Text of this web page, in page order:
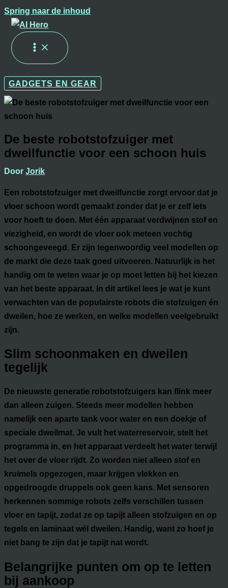
Spring naar de inhoud
GADGETS EN GEAR
De beste robotstofzuiger met
dweilfunctie voor een schoon huis
Door Jorik
Een robotstofzuiger met dweilfunctie zorgt ervoor dat je
vloer schoon wordt gemaakt zonder dat je er zelf iets
voor hoeft te doen. Met één apparaat verdwijnen stof en
viezigheid, en wordt de vloer ook meteen vochtig
schoongeveegd. Er zijn tegenwoordig veel modellen op
de markt die deze taak goed uitvoeren. Natuurlijk is het
handig om te weten waar je op moet letten bij het kiezen
van het beste apparaat. In dit artikel lees je wat je kunt
verwachten van de populairste robots die stofzuigen én
dweilen, hoe ze werken, en welke modellen veelgebruikt
zijn.
Slim schoonmaken en dweilen
tegelijk
De nieuwste generatie robotstofzuigers kan flink meer
dan alleen zuigen. Steeds meer modellen hebben
namelijk een aparte tank voor water en een doekje of
speciale dweilmat. Je vult het waterreservoir, stelt het
programma in, en het apparaat verdeelt het water terwijl
het over de vloer rijdt. Zo worden niet alleen stof en
kruimels opgezogen, maar krijgen vlekken en
opgedroogde druppels ook geen kans. Met sensoren
herkennen sommige robots zelfs verschillen tussen
vloer en tapijt, zodat ze op tapijt alleen stofzuigen en op
tegels en laminaat wél dweilen. Handig, want zo hoef je
niet bang te zijn dat je tapijt nat wordt.
Belangrijke punten om op te letten
bij aankoop